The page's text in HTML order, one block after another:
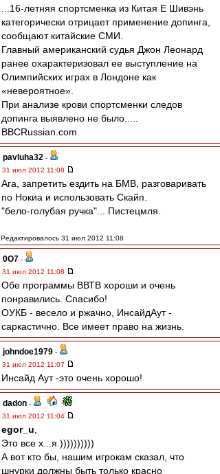
...16-летняя спортсменка из Китая Е Шивэнь
категорически отрицает применение допинга,
сообщают китайские СМИ.
Главный американский судья Джон Леонард
ранее охарактеризовал ее выступление на
Олимпийских играх в Лондоне как
«невероятное».
При анализе крови спортсменки следов
допинга выявлено не было.....
BBCRussian.com
pavluha32 -
31 июл 2012 11:08
Ага, запретить ездить на БМВ, разговаривать
по Нокиа и использовать Скайп.
"бело-голубая ручка"... Пистецмля.
Редактировалось 31 июл 2012 11:08
0O7 -
31 июл 2012 11:08
Обе программы ВВТВ хороши и очень
понравились. Спасибо!
ОУКБ - весело и ржачно, ИнсайдАут -
саркастично. Все имеет право на жизнь.
johndoe1979 -
31 июл 2012 11:07
Инсайд Аут -это очень хорошо!
dadon -
31 июл 2012 11:04
egor_u
Это все х...я.))))))))))
А вот кто бы, нашим игрокам сказал, что
шнурки должны быть только красно